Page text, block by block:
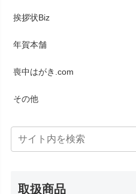
挨拶状Biz
年賀本舗
喪中はがき.com
その他
取扱商品